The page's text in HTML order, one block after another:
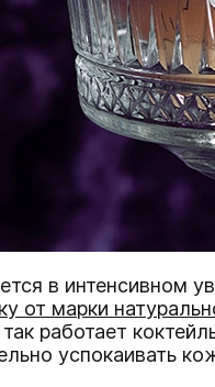
в интенсивном
от марки
работает
успокаивать